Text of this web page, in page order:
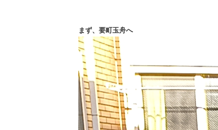
まず、要町玉舟へ